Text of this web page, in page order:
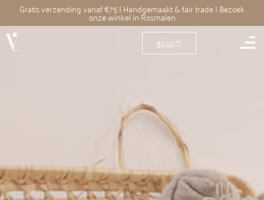
Gratis verzending vanaf €75 | Handgemaakt & fair trade | Bezoek
onze winkel in Rosmalen
€0,00